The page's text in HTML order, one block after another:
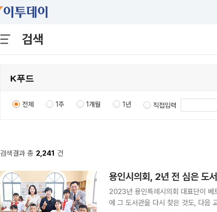
검색
전체 1주 1개월 1년 직접입력
검색결과 총 2,241 건
용인시의회, 2년 전 심은 도
2023년 용인특례시의회 대표단이 베
에 그 도서관을 다시 찾은 것도, 다음 교류를 약속